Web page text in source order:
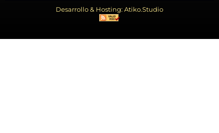
Desarrollo & Hosting: Atiko.Studio